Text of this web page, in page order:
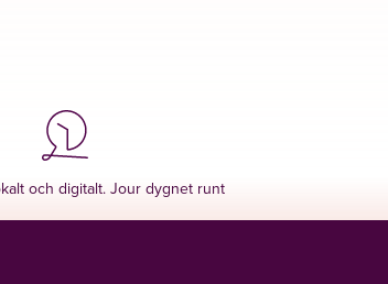
och digitalt. Jour dygnet runt